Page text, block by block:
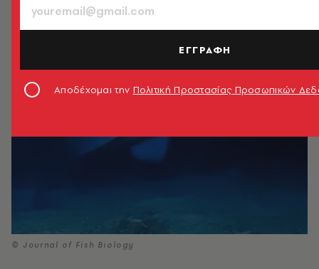
Newsroom
12.06.2026, 19:24 1’ ΔΙΑΒΑΣΜΑ
© Journal of Fish Biology
ΕΓΓΡΑΦΗ
Αποδέχομαι την Πολιτική Προστασίας Προσωπικών